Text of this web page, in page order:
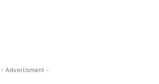
- Advertisment -